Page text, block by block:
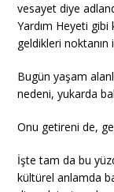
vesayet diye
Yardım Heyeti gibi
geldikleri noktanın
Bugün yaşam
nedeni, yukarda
Onu getireni de,
İşte tam da bu
kültürel anlamda